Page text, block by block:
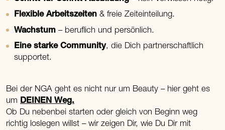
Flexible Arbeitszeiten& freie Zeiteinteilung.
Wachstum – beruflich und persönlich.
Eine starke Community, die Dich partnerschaftlich
supportet.
Bei der NGA geht es nicht nur um Beauty – hier geht es
um DEINEN Weg.
Ob Du nebenbei starten oder gleich von Beginn weg
richtig loslegen willst – wir zeigen Dir, wie Du Dir mit